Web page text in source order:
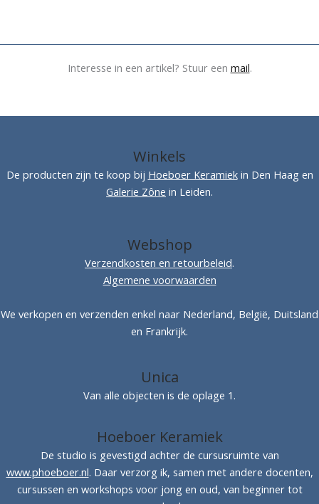
Interesse in een artikel? Stuur een mail.
Winkels
De producten zijn te koop bij Hoeboer Keramiekin Den Haag en
Galerie Zône in Leiden.
Webshop
Verzendkosten en retourbeleid.
Algemene voorwaarden
We verkopen en verzenden enkel naar Nederland, België, Duitsland
en Frankrijk.
Unica
Van alle objecten is de oplage 1.
Hoeboer Keramiek
De studio is gevestigd achter de cursusruimte van
www.phoeboer.nl. Daar verzorg ik, samen met andere docenten,
cursussen en workshops voor jong en oud, van beginner tot